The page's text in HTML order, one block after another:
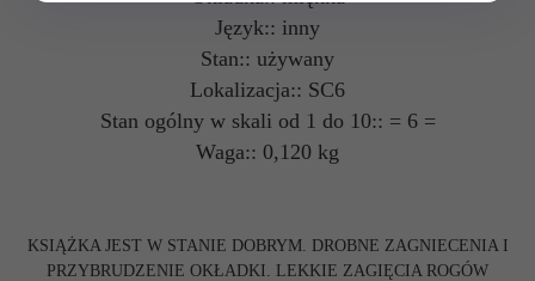
Język:: inny
Stan:: używany
Lokalizacja:: SC6
Stan ogólny w skali od 1 do 10:: = 6 =
Waga:: 0,120 kg
KSIĄŻKA JEST W STANIE DOBRYM. DROBNE ZAGNIECENIA I
PRZYBRUDZENIE OKŁADKI. LEKKIE ZAGIĘCIA ROGÓW